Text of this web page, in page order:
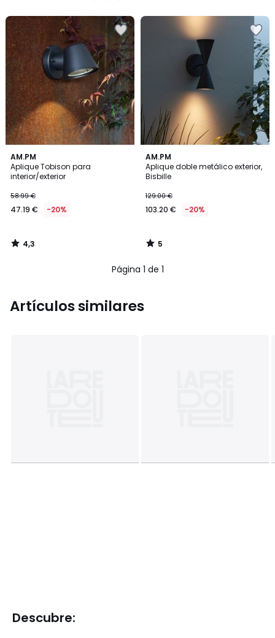
descuento
aplicado.
AM.PM
Aplique Tobison para
interior/exterior
58.99 €
47.19 € -20%
4,3
/ 5
4,3
/
AM.PM
Aplique doble metálico exterior,
Bisbille
129.00 €
103.20 € -20%
5
/
5
5
/
Página 1 de 1
Artículos similares
Descubre: